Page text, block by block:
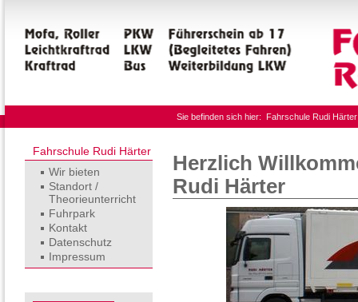
Sie befinden sich hier: Fahrschule Rudi Härter
Fahrschule Rudi Härter
Wir bieten
Standort /
Theorieunterricht
Fuhrpark
Kontakt
Datenschutz
Impressum
Herzlich
Rudi Härter